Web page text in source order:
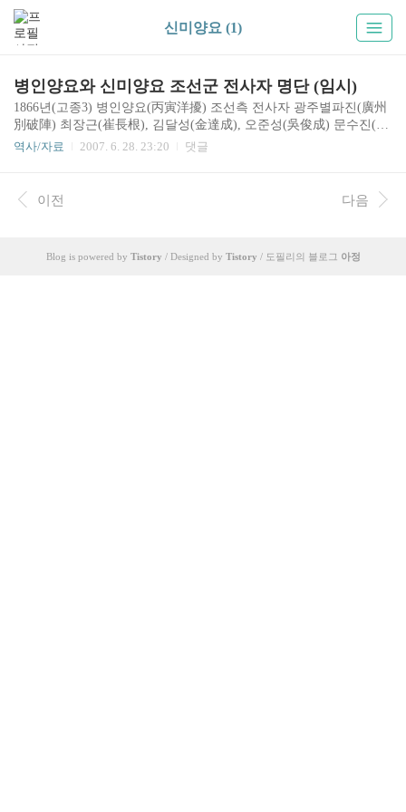
신미양요 (1)
병인양요와 신미양요 조선군 전사자 명단 (임시)
1866년(고종3) 병인양요(丙寅洋擾) 조선측 전사자 광주별파진(廣州
別破陣) 최장근(崔長根), 김달성(金達成), 오준성(吳俊成) 문수진(文
殊鎭) 백성 오돌중(吳乭仲) 강화부 남문수장(南門守將) 이춘일(李春
의 보고 강화부 백성 노인석(魯仁石), 조광보(曺光甫) : 총 쏘며 성으
로 접근하다 사망 1871년(고종8) 신미양요(辛未洋擾) 조선측 전사자
장(忠壯) 증시 학생 어재순(魚在淳) : 어재연 동생, 이조참의 추증 대
역사/자료 2007. 6. 28. 23:20 댓글
이전 다음
Blog is powered by Tistory / Designed by Tistory / 도필리의 블로그 아정